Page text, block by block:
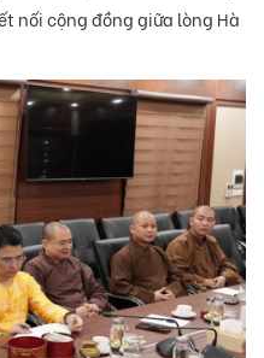
nối cộng đồng giữa lòng Hà